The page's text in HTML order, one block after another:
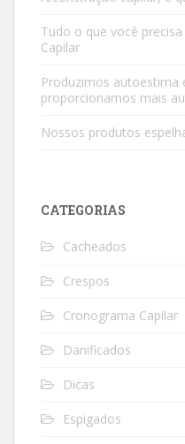
Tudo o que você
Capilar
Produzimos autoestima
proporcionamos mais
Nossos produtos
CATEGORIAS
Cacheados
Crespos
Cronograma Capilar
Danificados
Dicas
Espigados